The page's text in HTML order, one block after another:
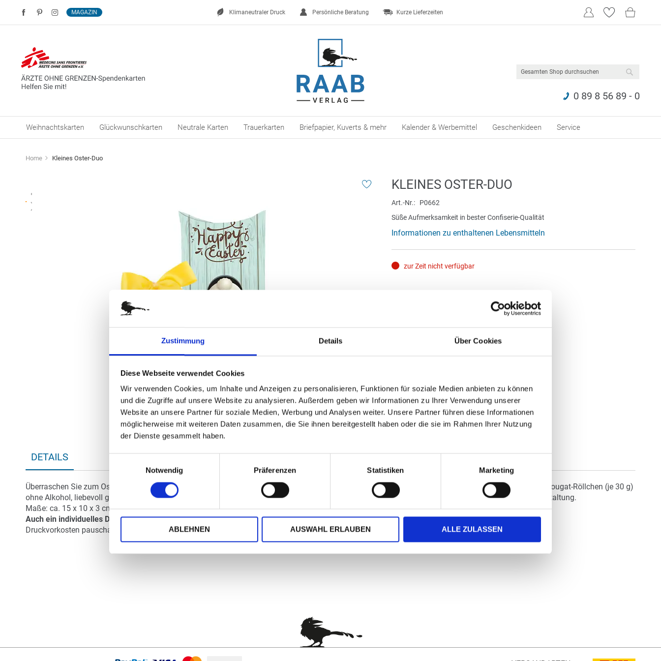
Zustimmung Details Über Cookies
Diese Webseite verwendet Cookies
Wir verwenden Cookies, um Inhalte und Anzeigen zu personalisieren, Funktionen für soziale Medien anbieten zu können
und die Zugriffe auf unsere Website zu analysieren. Außerdem geben wir Informationen zu Ihrer Verwendung unserer
Website an unsere Partner für soziale Medien, Werbung und Analysen weiter. Unsere Partner führen diese Informationen
möglicherweise mit weiteren Daten zusammen, die Sie ihnen bereitgestellt haben oder die sie im Rahmen Ihrer Nutzung
der Dienste gesammelt haben.
Notwendig
Präferenzen Statistiken Marketing
ABLEHNEN AUSWAHL ERLAUBEN ALLE ZULASSEN
Klimaneutraler Druck Persönliche Beratung Kurze Lieferzeiten
MAGAZIN
0 89 8 56 89 - 0
Weihnachtskarten Glückwunschkarten Neutrale Karten Trauerkarten Briefpapier, Kuverts & mehr Kalender & Werbemittel Geschenkideen Service
Home Kleines Oster-Duo
Ende
der
Bildergalerie
Anfang
der
Bildergalerie
springen
KLEINES OSTER-DUO
Art.-Nr.
P0662
Süße Aufmerksamkeit in bester Confiserie-Qualität
Informationen zu enthaltenen Lebensmitteln
zur Zeit nicht verfügbar
DETAILS
Überraschen Sie zum Osterfest mit dieser kleinen Aufmerksamkeit: eine Kissenverpackung, auf Wunsch individuell bedruckt, gefüllt mit zwei Marzipan-Nougat-Röllchen (je 30 g)
ohne Alkohol, liebevoll garniert mit einer Möhre und einem Hasen. Wählen Sie zwischen der Standardverpackung ab 1 Stück oder einer individuellen Gestaltung.
Maße: ca. 15 x 10 x 3 cm. Gewicht: ca. 100 g.
Auch ein individuelles Design der Schachtel ist möglich (Mindestauflage 250 Stück):
Druckvorkosten pauschal EUR 99,00